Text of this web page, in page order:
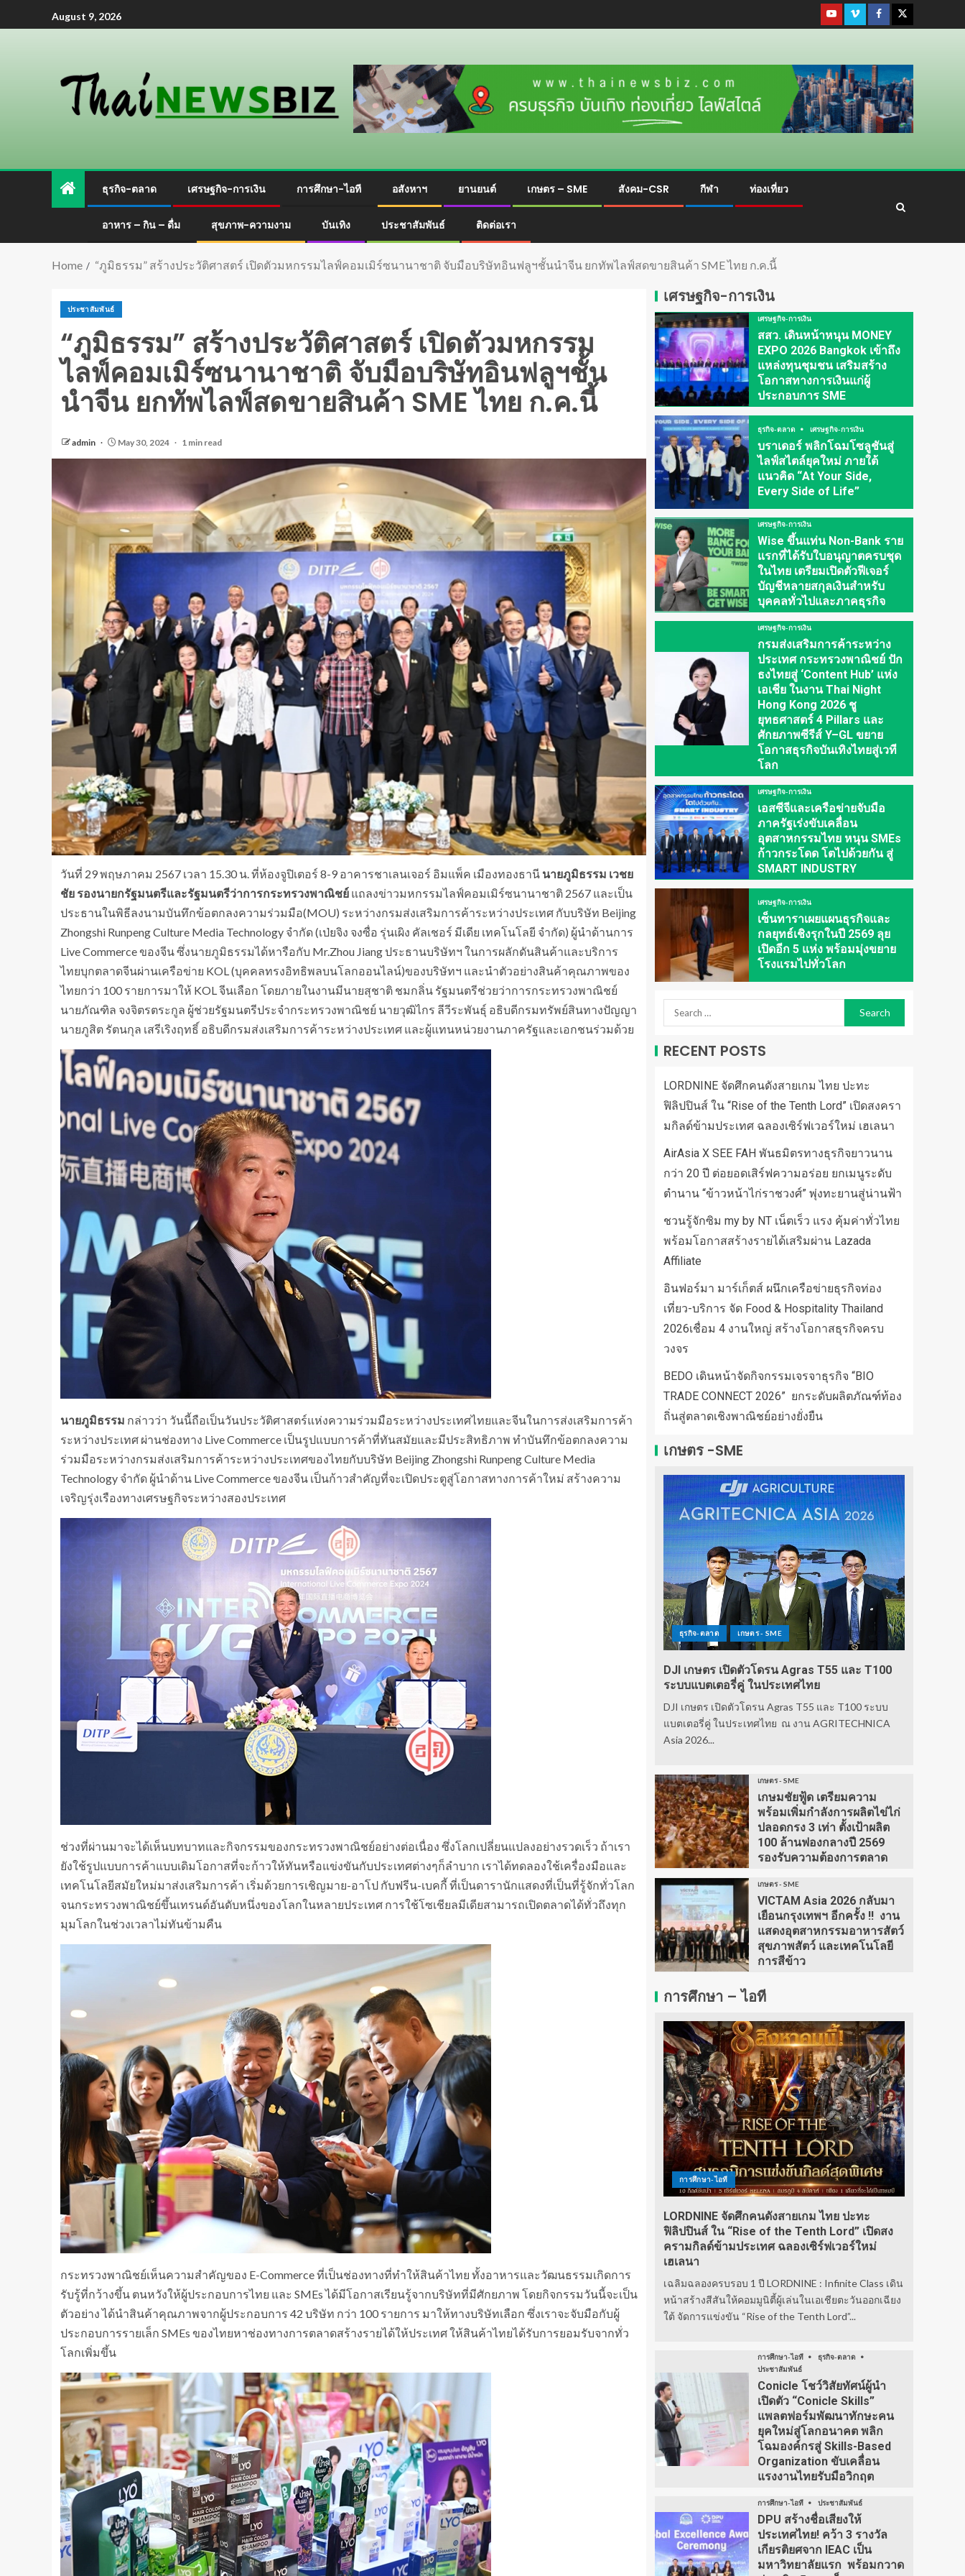
August 9, 2026
ธุรกิจ-ตลาด เศรษฐกิจ-การเงิน การศึกษา-ไอที อสังหาฯ ยานยนต์ เกษตร – SME สังคม-CSR กีฬา ท่องเที่ยว
อาหาร – กิน – ดื่ม สุขภาพ-ความงาม บันเทิง ประชาสัมพันธ์ ติดต่อเรา
Home “ภูมิธรรม” สร้างประวัติศาสตร์ เปิดตัวมหกรรมไลฟ์คอมเมิร์ซนานาชาติ จับมือบริษัทอินฟลูฯชั้นนำจีน ยกทัพไลฟ์สดขายสินค้า SME ไทย ก.ค.นี้
ประชาสัมพันธ์
“ภูมิธรรม” สร้างประวัติศาสตร์ เปิดตัวมหกรรม
ไลฟ์คอมเมิร์ซนานาชาติ จับมือบริษัทอินฟลูฯชั้น
นำจีน ยกทัพไลฟ์สดขายสินค้า SME ไทย ก.ค.นี้
admin May 30, 2024 1 min read
วันที่ 29 พฤษภาคม 2567 เวลา 15.30 น. ที่ห้องจูปิเตอร์ 8-9 อาคารชาเลนเจอร์ อิมแพ็ค เมืองทองธานี นายภูมิธรรม เวชย
ชัย รองนายกรัฐมนตรีและรัฐมนตรีว่าการกระทรวงพาณิชย์ แถลงข่าวมหกรรมไลฟ์คอมเมิร์ซนานาชาติ 2567 และเป็น
ประธานในพิธีลงนามบันทึกข้อตกลงความร่วมมือ(MOU) ระหว่างกรมส่งเสริมการค้าระหว่างประเทศ กับบริษัท Beijing
Zhongshi Runpeng Culture Media Technology จำกัด (เป่ยจิง จงซื่อ รุ่นเผิง คัลเชอร์ มีเดีย เทคโนโลยี จำกัด) ผู้นำด้านการ
Live Commerce ของจีน ซึ่งนายภูมิธรรมได้หารือกับ Mr.Zhou Jiang ประธานบริษัทฯ ในการผลักดันสินค้าและบริการ
ไทยบุกตลาดจีนผ่านเครือข่าย KOL (บุคคลทรงอิทธิพลบนโลกออนไลน์)ของบริษัทฯ และนำตัวอย่างสินค้าคุณภาพของ
ไทยกว่า 100 รายการมาให้ KOL จีนเลือก โดยภายในงานมีนายสุชาติ ชมกลิ่น รัฐมนตรีช่วยว่าการกระทรวงพาณิชย์
นายภัณฑิล จงจิตรตระกูล ผู้ช่วยรัฐมนตรีประจำกระทรวงพาณิชย์ นายวุฒิไกร ลีวีระพันธุ์ อธิบดีกรมทรัพย์สินทางปัญญา
นายภูสิต รัตนกุล เสรีเริงฤทธิ์ อธิบดีกรมส่งเสริมการค้าระหว่างประเทศ และผู้แทนหน่วยงานภาครัฐและเอกชนร่วมด้วย
นายภูมิธรรม กล่าวว่า วันนี้ถือเป็นวันประวัติศาสตร์แห่งความร่วมมือระหว่างประเทศไทยและจีนในการส่งเสริมการค้า
ระหว่างประเทศ ผ่านช่องทาง Live Commerce เป็นรูปแบบการค้าที่ทันสมัยและมีประสิทธิภาพ ทำบันทึกข้อตกลงความ
ร่วมมือระหว่างกรมส่งเสริมการค้าระหว่างประเทศของไทยกับบริษัท Beijing Zhongshi Runpeng Culture Media
Technology จำกัด ผู้นำด้าน Live Commerce ของจีน เป็นก้าวสำคัญที่จะเปิดประตูสู่โอกาสทางการค้าใหม่ สร้างความ
เจริญรุ่งเรืองทางเศรษฐกิจระหว่างสองประเทศ
ช่วงที่ผ่านมาจะได้เห็นบทบาทและกิจกรรมของกระทรวงพาณิชย์อย่างต่อเนื่อง ซึ่งโลกเปลี่ยนแปลงอย่างรวดเร็ว ถ้าเรา
ยังใช้รูปแบบการค้าแบบเดิมโอกาสที่จะก้าวให้ทันหรือแข่งขันกับประเทศต่างๆก็ลำบาก เราได้ทดลองใช้เครื่องมือและ
เทคโนโลยีสมัยใหม่มาส่งเสริมการค้า เริ่มด้วยการเชิญมาย-อาโป กับฟรีน-เบคกี้ ที่เป็นดารานักแสดงที่เป็นที่รู้จักทั่วโลก
จนกระทรวงพาณิชย์ขึ้นเทรนด์อันดับหนึ่งของโลกในหลายประเทศ การใช้โซเชียลมีเดียสามารถเปิดตลาดได้ทั่วถึงทุก
มุมโลกในช่วงเวลาไม่ทันข้ามคืน
กระทรวงพาณิชย์เห็นความสำคัญของ E-Commerce ที่เป็นช่องทางที่ทำให้สินค้าไทย ทั้งอาหารและวัฒนธรรมเกิดการ
รับรู้ที่กว้างขึ้น ตนหวังให้ผู้ประกอบการไทย และ SMEs ได้มีโอกาสเรียนรู้จากบริษัทที่มีศักยภาพ โดยกิจกรรมวันนี้จะเป็น
ตัวอย่าง ได้นำสินค้าคุณภาพจากผู้ประกอบการ 42 บริษัท กว่า 100 รายการ มาให้ทางบริษัทเลือก ซึ่งเราจะจับมือกับผู้
ประกอบการรายเล็ก SMEs ของไทยหาช่องทางการตลาดสร้างรายได้ให้ประเทศ ให้สินค้าไทยได้รับการยอมรับจากทั่ว
โลกเพิ่มขึ้น
เศรษฐกิจ-การเงิน
เศรษฐกิจ-การเงิน
สสว. เดินหน้าหนุน MONEY
EXPO 2026 Bangkok เข้าถึง
แหล่งทุนชุมชน เสริมสร้าง
โอกาสทางการเงินแก่ผู้
ประกอบการ SME
ธุรกิจ-ตลาด เศรษฐกิจ-การเงิน
บราเดอร์ พลิกโฉมโซลูชันสู่
ไลฟ์สไตล์ยุคใหม่ ภายใต้
แนวคิด “At Your Side,
Every Side of Life”
เศรษฐกิจ-การเงิน
Wise ขึ้นแท่น Non-Bank ราย
แรกที่ได้รับใบอนุญาตครบชุด
ในไทย เตรียมเปิดตัวฟีเจอร์
บัญชีหลายสกุลเงินสำหรับ
บุคคลทั่วไปและภาคธุรกิจ
เศรษฐกิจ-การเงิน
กรมส่งเสริมการค้าระหว่าง
ประเทศ กระทรวงพาณิชย์ ปัก
ธงไทยสู่ ‘Content Hub’ แห่ง
เอเชีย ในงาน Thai Night
Hong Kong 2026 ชู
ยุทธศาสตร์ 4 Pillars และ
ศักยภาพซีรีส์ Y–GL ขยาย
โอกาสธุรกิจบันเทิงไทยสู่เวที
โลก
เศรษฐกิจ-การเงิน
เอสซีจีและเครือข่ายจับมือ
ภาครัฐเร่งขับเคลื่อน
อุตสาหกรรมไทย หนุน SMEs
ก้าวกระโดด โตไปด้วยกัน สู่
SMART INDUSTRY
เศรษฐกิจ-การเงิน
เซ็นทาราเผยแผนธุรกิจและ
กลยุทธ์เชิงรุกในปี 2569 ลุย
เปิดอีก 5 แห่ง พร้อมมุ่งขยาย
โรงแรมไปทั่วโลก
RECENT POSTS
LORDNINE จัดศึกคนดังสายเกม ไทย ปะทะ
ฟิลิปปินส์ ใน “Rise of the Tenth Lord” เปิดสงครา
มกิลด์ข้ามประเทศ ฉลองเซิร์ฟเวอร์ใหม่ เฮเลนา
AirAsia X SEE FAH พันธมิตรทางธุรกิจยาวนาน
กว่า 20 ปี ต่อยอดเสิร์ฟความอร่อย ยกเมนูระดับ
ตำนาน “ข้าวหน้าไก่ราชวงศ์” พุ่งทะยานสู่น่านฟ้า
ชวนรู้จักซิม my by NT เน็ตเร็ว แรง คุ้มค่าทั่วไทย
พร้อมโอกาสสร้างรายได้เสริมผ่าน Lazada
Affiliate
อินฟอร์มา มาร์เก็ตส์ ผนึกเครือข่ายธุรกิจท่อง
เที่ยว-บริการ จัด Food & Hospitality Thailand
2026เชื่อม 4 งานใหญ่ สร้างโอกาสธุรกิจครบ
วงจร
BEDO เดินหน้าจัดกิจกรรมเจรจาธุรกิจ “BIO
TRADE CONNECT 2026” ยกระดับผลิตภัณฑ์ท้อง
ถิ่นสู่ตลาดเชิงพาณิชย์อย่างยั่งยืน
เกษตร -SME
ธุรกิจ-ตลาด เกษตร - SME
DJI เกษตร เปิดตัวโดรน Agras T55 และ T100
ระบบแบตเตอรี่คู่ ในประเทศไทย
DJI เกษตร เปิดตัวโดรน Agras T55 และ T100 ระบบ
แบตเตอรี่คู่ ในประเทศไทย ณ งาน AGRITECHNICA
Asia 2026...
เกษตร - SME
เกษมชัยฟู้ด เตรียมความ
พร้อมเพิ่มกำลังการผลิตไข่ไก่
ปลอดกรง 3 เท่า ตั้งเป้าผลิต
100 ล้านฟองกลางปี 2569
รองรับความต้องการตลาด
เกษตร - SME
VICTAM Asia 2026 กลับมา
เยือนกรุงเทพฯ อีกครั้ง !! งาน
แสดงอุตสาหกรรมอาหารสัตว์
สุขภาพสัตว์ และเทคโนโลยี
การสีข้าว
การศึกษา – ไอที
การศึกษา-ไอที
LORDNINE จัดศึกคนดังสายเกม ไทย ปะทะ
ฟิลิปปินส์ ใน “Rise of the Tenth Lord” เปิดสง
ครามกิลด์ข้ามประเทศ ฉลองเซิร์ฟเวอร์ใหม่
เฮเลนา
เฉลิมฉลองครบรอบ 1 ปี LORDNINE : Infinite Class เดิน
หน้าสร้างสีสันให้คอมมูนิตี้ผู้เล่นในเอเชียตะวันออกเฉียง
ใต้ จัดการแข่งขัน “Rise of the Tenth Lord”...
การศึกษา-ไอที
ธุรกิจ-ตลาด
ประชาสัมพันธ์
Conicle โชว์วิสัยทัศน์ผู้นำ
เปิดตัว “Conicle Skills”
แพลตฟอร์มพัฒนาทักษะคน
ยุคใหม่สู่โลกอนาคต พลิก
โฉมองค์กรสู่ Skills-Based
Organization ขับเคลื่อน
แรงงานไทยรับมือวิกฤต
การศึกษา-ไอที ประชาสัมพันธ์
DPU สร้างชื่อเสียงให้
ประเทศไทย! คว้า 3 รางวัล
เกียรติยศจาก IEAC เป็น
มหาวิทยาลัยแรก พร้อมกวาด